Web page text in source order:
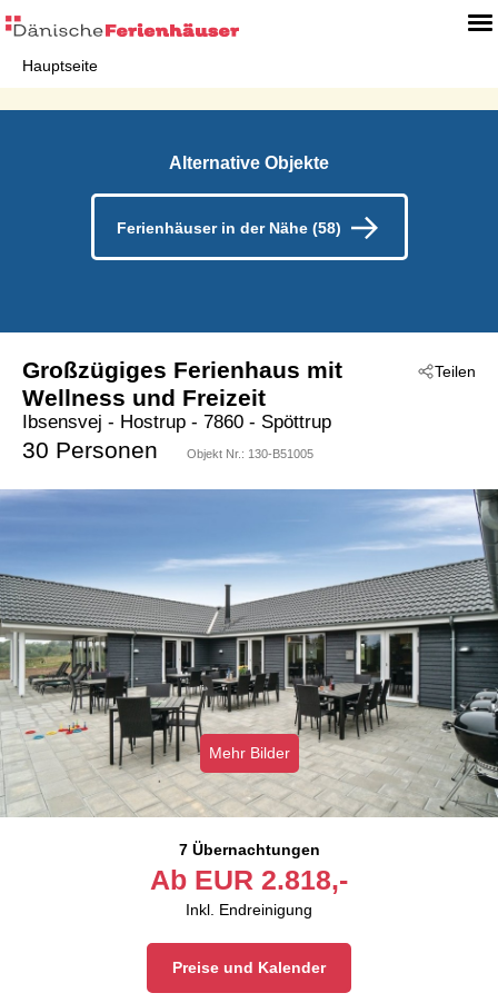
Hauptseite
Alternative Objekte
Ferienhäuser in der Nähe (58)
Teilen
Großzügiges Ferienhaus mit
Wellness und Freizeit
Ibsensvej - Hostrup - 7860 - Spöttrup
30 Personen Objekt Nr.: 130-B51005
Mehr Bilder
7 Übernachtungen
Ab EUR 2.818,-
Inkl. Endreinigung
Preise und Kalender